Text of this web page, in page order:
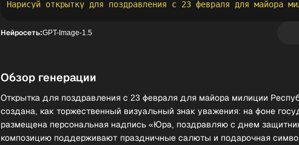
Нейросеть:GPT-Image-1.5
Обзор генерации
Открытка для поздравления с 23 февраля для майора милиции
создана, как торжественный визуальный знак уважения: на фоне
размещена персональная надпись «Юра, поздравляю с днем
композицию поддерживают праздничные салюты и подарочная